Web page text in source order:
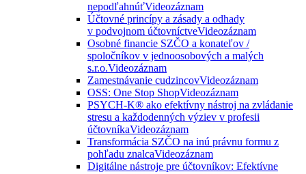
nepodľahnúťVideozáznam
Účtovné princípy a zásady a odhady
v podvojnom účtovníctveVideozáznam
Osobné financie SZČO a konateľov /
spoločníkov v jednoosobových a malých
s.r.o.Videozáznam
Zamestnávanie cudzincovVideozáznam
OSS: One Stop ShopVideozáznam
PSYCH-K® ako efektívny nástroj na zvládanie
stresu a každodenných výziev v profesii
účtovníkaVideozáznam
Transformácia SZČO na inú právnu formu z
pohľadu znalcaVideozáznam
Digitálne nástroje pre účtovníkov: Efektívne